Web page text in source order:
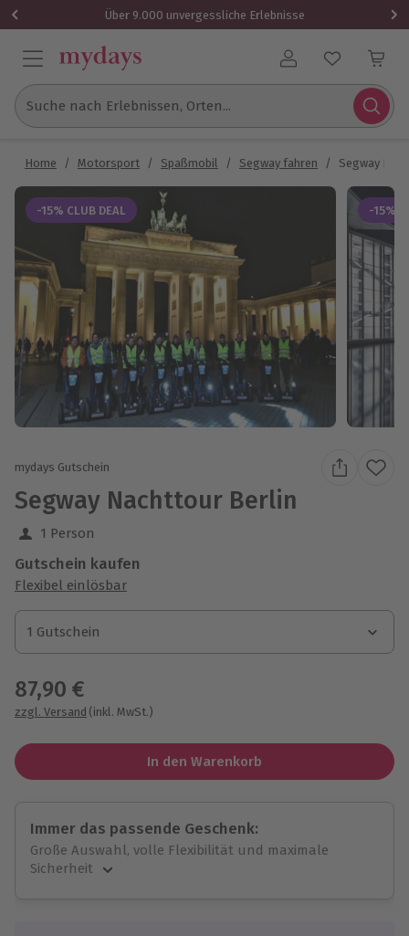
Über 9.000 unvergessliche Erlebnisse
Benutzerkonto
Suche nach Erlebnissen, Orten...
Home / Motorsport / Spaßmobil / Segway fahren / Segway
-15% CLUB DEAL -15%
mydays Gutschein
Segway Nachttour Berlin
1 Person
Gutschein kaufen
Flexibel einlösbar
1 Gutschein
1 Gutschein
1 Gutschein
87,90 €
zzgl. Versand (inkl. MwSt.)
In den Warenkorb
Immer das passende Geschenk:
Große Auswahl, volle Flexibilität und maximale
Sicherheit